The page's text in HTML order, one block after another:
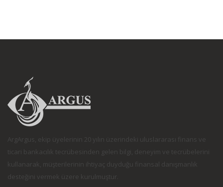
ArgArgus, ekip üyelerinin 20 yılın üzerindeki uluslararası finans ve
ticari bankacılık tecrübesinden gelen bilgi, deneyim ve tecrübelerini
kullanarak, müşterilerinin ihtiyaç duyduğu finansal danışmanlık
desteğini vermek üzere kurulmuştur.